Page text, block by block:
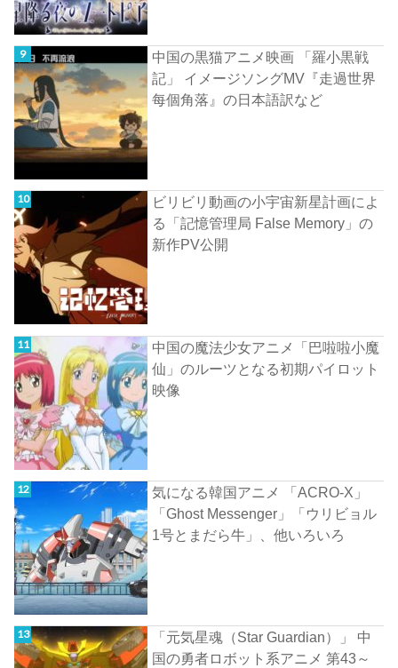
中国の黒猫アニメ映画 「羅小黒戦
記」 イメージソングMV『走過世界
每個角落』の日本語訳など
ビリビリ動画の小宇宙新星計画によ
る「記憶管理局 False Memory」の
新作PV公開
中国の魔法少女アニメ「巴啦啦小魔
仙」のルーツとなる初期パイロット
映像
気になる韓国アニメ 「ACRO-X」
「Ghost Messenger」「ウリビョル
1号とまだら牛」、他いろいろ
「元気星魂（Star Guardian）」 中
国の勇者ロボット系アニメ 第43～